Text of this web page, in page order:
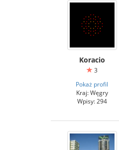
Koracio
3
Pokaż profil
Kraj: Węgry
Wpisy: 294